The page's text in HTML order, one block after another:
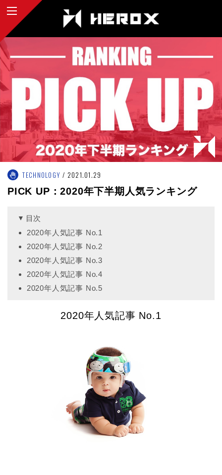
TECHNOLOGY 2021.01.29
PICK UP：2020年下半期人気ランキング
目次
2020年人気記事 No.1
2020年人気記事 No.2
2020年人気記事 No.3
2020年人気記事 No.4
2020年人気記事 No.5
2020年人気記事 No.1